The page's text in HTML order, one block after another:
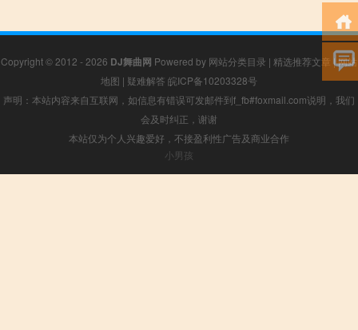
Copyright © 2012 - 2026 DJ舞曲网 Powered by 网站分类目录 | 精选推荐文章 |网站
地图 | 疑难解答 皖ICP备10203328号
声明：本站内容来自互联网，如信息有错误可发邮件到f_fb#foxmail.com说明，我们
会及时纠正，谢谢
本站仅为个人兴趣爱好，不接盈利性广告及商业合作
小男孩